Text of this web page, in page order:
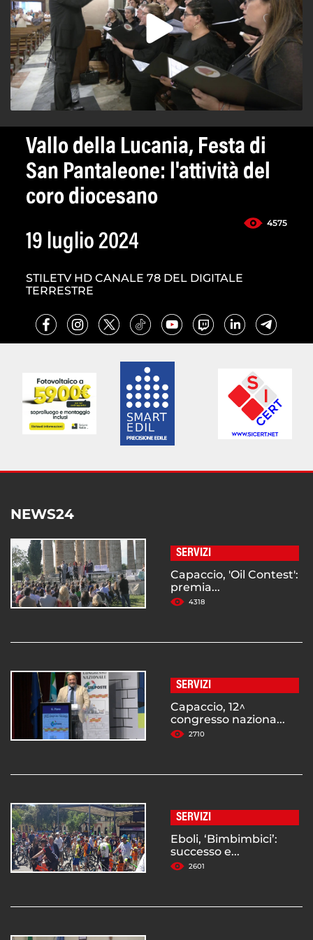
Vallo della Lucania, Festa di
San Pantaleone: l'attività del
coro diocesano
4575
19 luglio 2024
STILETV HD CANALE 78 DEL DIGITALE
TERRESTRE
NEWS24
SERVIZI
Capaccio, 'Oil Contest':
premia...
4318
SERVIZI
Capaccio, 12^
congresso naziona...
2710
SERVIZI
Eboli, ‘Bimbimbici’:
successo e...
2601